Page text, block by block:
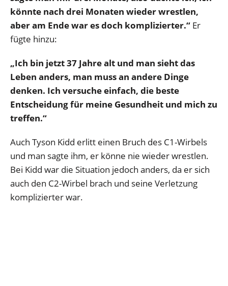
könnte nach drei Monaten wieder wrestlen,
aber am Ende war es doch komplizierter.“ Er
fügte hinzu:
„Ich bin jetzt 37 Jahre alt und man sieht das
Leben anders, man muss an andere Dinge
denken. Ich versuche einfach, die beste
Entscheidung für meine Gesundheit und mich zu
treffen.“
Auch Tyson Kidd erlitt einen Bruch des C1-Wirbels
und man sagte ihm, er könne nie wieder wrestlen.
Bei Kidd war die Situation jedoch anders, da er sich
auch den C2-Wirbel brach und seine Verletzung
komplizierter war.